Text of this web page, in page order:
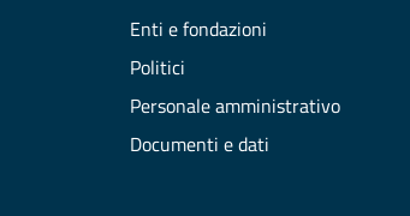
Enti e fondazioni
Politici
Personale amministrativo
Documenti e dati